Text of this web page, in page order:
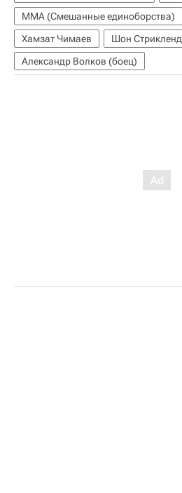
ММА (Смешанные единоборства)
Хамзат Чимаев
Шон Стрикленд
Александр Волков (боец)